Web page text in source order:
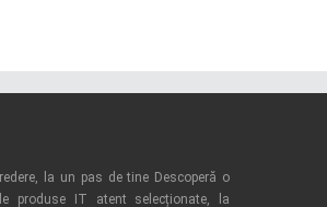
la un pas de tine Descoperă o
produse IT atent selecționate, la